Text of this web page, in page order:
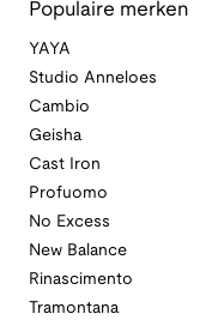
Populaire merken
YAYA
Studio Anneloes
Cambio
Geisha
Cast Iron
Profuomo
No Excess
New Balance
Rinascimento
Tramontana